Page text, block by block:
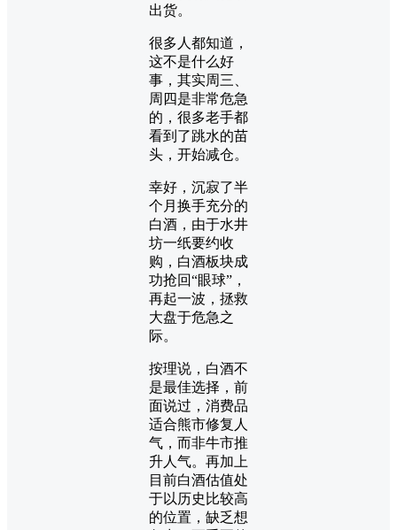
出货。
很多人都知道，
这不是什么好
事，其实周三、
周四是非常危急
的，很多老手都
看到了跳水的苗
头，开始减仓。
幸好，沉寂了半
个月换手充分的
白酒，由于水井
坊一纸要约收
购，白酒板块成
功抢回“眼球”，
再起一波，拯救
大盘于危急之
际。
按理说，白酒不
是最佳选择，前
面说过，消费品
适合熊市修复人
气，而非牛市推
升人气。再加上
目前白酒估值处
于以历史比较高
的位置，缺乏想